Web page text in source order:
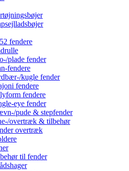
fendere
plade fender
fendere
kugle fender
fendere
fendere
eye fender
pude & stepfender
overtræk & tilbehør
overtræk
til fender